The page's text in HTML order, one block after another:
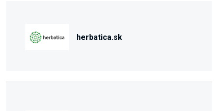
herbatica.sk